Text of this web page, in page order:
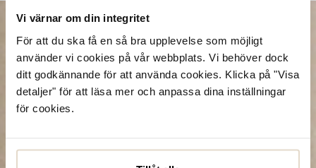
Vi värnar om din integritet
För att du ska få en så bra upplevelse som möjligt
använder vi cookies på vår webbplats. Vi behöver dock
ditt godkännande för att använda cookies. Klicka på "Visa
detaljer" för att läsa mer och anpassa dina inställningar
för cookies.